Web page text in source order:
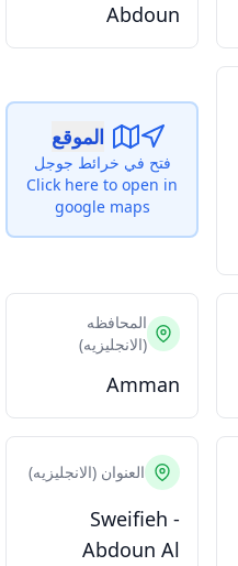
Abdoun
الموقع
فتح في خرائط جوجل
Click here to open in
google maps
المحافظه
(الانجليزيه)
Amman
العنوان (الانجليزيه)
Sweifieh -
Abdoun Al